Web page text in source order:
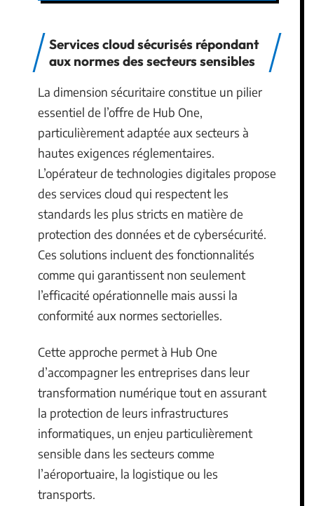
Services cloud sécurisés répondant
aux normes des secteurs sensibles
La dimension sécuritaire constitue un pilier
essentiel de l’offre de Hub One,
particulièrement adaptée aux secteurs à
hautes exigences réglementaires.
L’opérateur de technologies digitales propose
des services cloud qui respectent les
standards les plus stricts en matière de
protection des données et de cybersécurité.
Ces solutions incluent des fonctionnalités
comme qui garantissent non seulement
l’efficacité opérationnelle mais aussi la
conformité aux normes sectorielles.
Cette approche permet à Hub One
d’accompagner les entreprises dans leur
transformation numérique tout en assurant
la protection de leurs infrastructures
informatiques, un enjeu particulièrement
sensible dans les secteurs comme
l’aéroportuaire, la logistique ou les
transports.